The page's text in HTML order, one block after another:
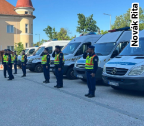
Novák Rita